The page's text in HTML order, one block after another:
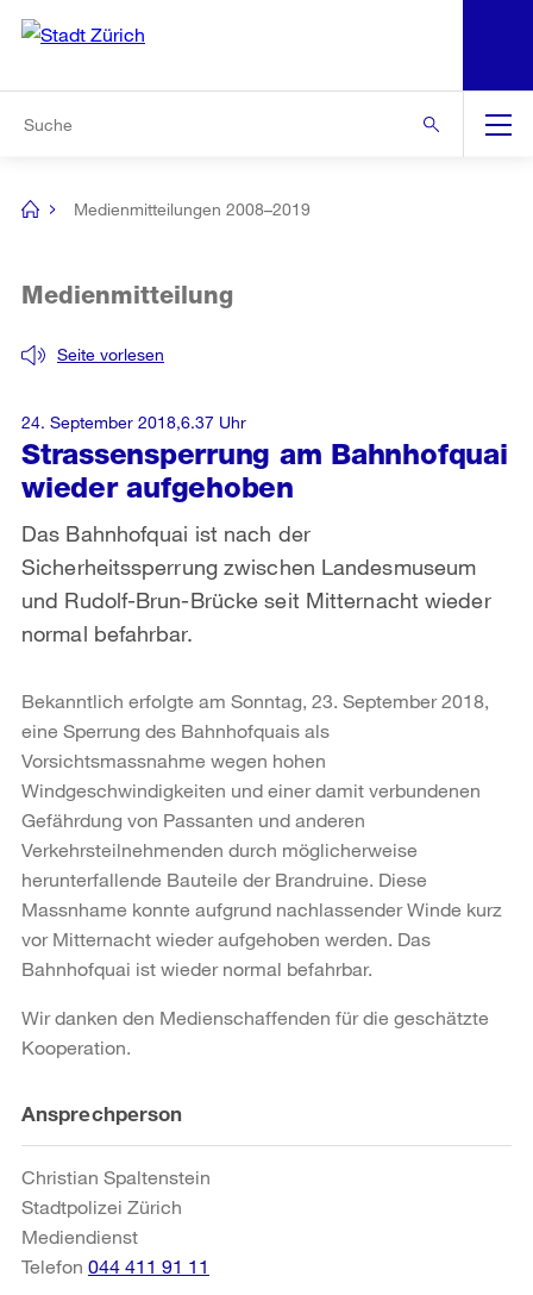
Navigation
[no
Medienmitteilungen 2008–2019
Strassensperrung am Bahnhofquai
wieder aufgehoben
Seite vorlesen
Medienmitteilung
Das Bahnhofquai ist nach der
Sicherheitssperrung zwischen Landesmuseum
und Rudolf-Brun-Brücke seit Mitternacht wieder
normal befahrbar.
24. September 2018,6.37 Uhr
Bekanntlich erfolgte am Sonntag, 23. September 2018,
eine Sperrung des Bahnhofquais als
Vorsichtsmassnahme wegen hohen
Windgeschwindigkeiten und einer damit verbundenen
Gefährdung von Passanten und anderen
Verkehrsteilnehmenden durch möglicherweise
herunterfallende Bauteile der Brandruine. Diese
Massnhame konnte aufgrund nachlassender Winde kurz
vor Mitternacht wieder aufgehoben werden. Das
Bahnhofquai ist wieder normal befahrbar.
Wir danken den Medienschaffenden für die geschätzte
Kooperation.
Weitere
Informationen
Ansprechperson
Christian Spaltenstein
Stadtpolizei Zürich
Mediendienst
Telefon 044 411 91 11